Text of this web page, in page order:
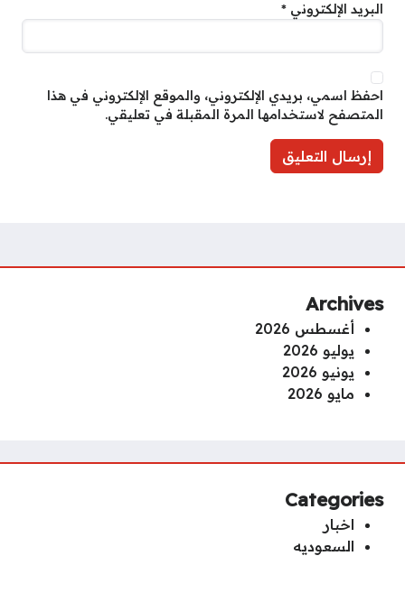
البريد الإلكتروني *
احفظ اسمي، بريدي الإلكتروني، والموقع الإلكتروني في هذا
المتصفح لاستخدامها المرة المقبلة في تعليقي.
Archives
أغسطس 2026
يوليو 2026
يونيو 2026
مايو 2026
Categories
اخبار
السعوديه